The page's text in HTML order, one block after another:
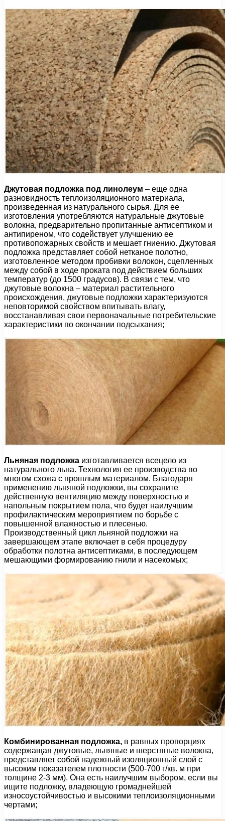
Джутовая подложка под линолеум – еще одна
разновидность теплоизоляционного материала,
произведенная из натурального сырья. Для ее
изготовления употребляются натуральные джутовые
волокна, предварительно пропитанные антисептиком и
антипиреном, что содействует улучшению ее
противопожарных свойств и мешает гниению. Джутовая
подложка представляет собой нетканое полотно,
изготовленное методом пробивки волокон, сцепленных
между собой в ходе проката под действием больших
температур (до 1500 градусов). В связи с тем, что
джутовые волокна – материал растительного
происхождения, джутовые подложки характеризуются
неповторимой свойством впитывать влагу,
восстанавливая свои первоначальные потребительские
характеристики по окончании подсыхания;
Льняная подложка изготавливается всецело из
натурального льна. Технология ее производства во
многом схожа с прошлым материалом. Благодаря
применению льняной подложки, вы сохраните
действенную вентиляцию между поверхностью и
напольным покрытием пола, что будет наилучшим
профилактическим мероприятием по борьбе с
повышенной влажностью и плесенью.
Производственный цикл льняной подложки на
завершающем этапе включает в себя процедуру
обработки полотна антисептиками, в последующем
мешающими формированию гнили и насекомых;
Комбинированная подложка, в равных пропорциях
содержащая джутовые, льняные и шерстяные волокна,
представляет собой надежный изоляционный слой с
высоким показателем плотности (500-700 г/кв. м при
толщине 2-3 мм). Она есть наилучшим выбором, если вы
ищите подложку, владеющую громаднейшей
износоустойчивостью и высокими теплоизоляционными
чертами;